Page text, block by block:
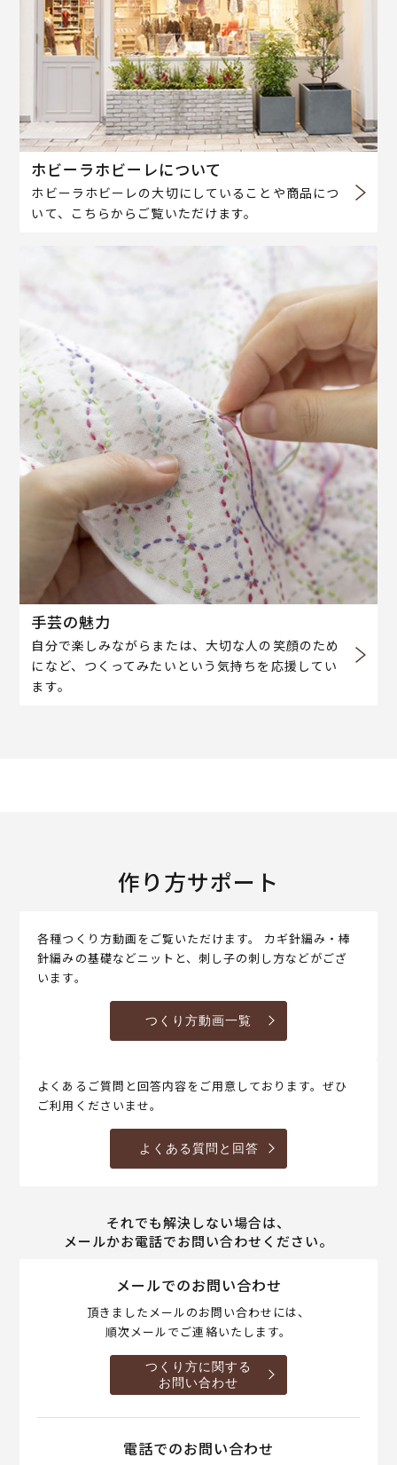
ホビーラホビーレについて
ホビーラホビーレの大切にしていることや商品につ
いて、こちらからご覧いただけます。
手芸の魅力
自分で楽しみながらまたは、大切な人の笑顔のため
になど、つくってみたいという気持ちを応援してい
ます。
作り方サポート
各種つくり方動画をご覧いただけます。 カギ針編み・棒
針編みの基礎などニットと、刺し子の刺し方などがござ
います。
つくり方動画一覧
よくあるご質問と回答内容をご用意しております。ぜひ
ご利用くださいませ。
よくある質問と回答
それでも解決しない場合は、
メールかお電話でお問い合わせください。
メールでのお問い合わせ
頂きましたメールのお問い合わせには、
順次メールでご連絡いたします。
つくり方に関する
お問い合わせ
電話でのお問い合わせ